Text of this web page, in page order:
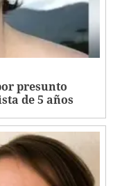
presunto
de 5 años